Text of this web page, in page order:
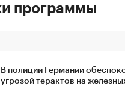
программы
В полиции Германии
угрозой терактов на